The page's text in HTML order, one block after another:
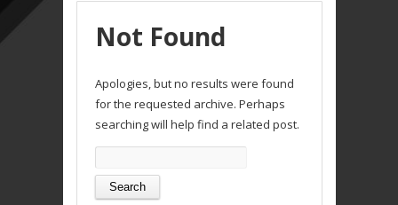
Not Found
Apologies, but no results were found
for the requested archive. Perhaps
searching will help find a related post.
for: